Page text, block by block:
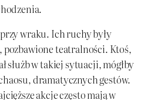
wraku. Ich ruchy były
teatralności. Ktoś,
służb w takiej sytuacji, mógłby
dramatycznych gestów.
akcje często mają w